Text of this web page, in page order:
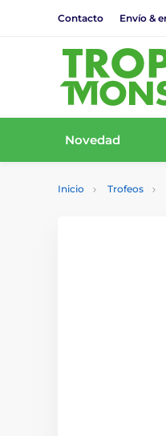
Contacto Envío &
Novedad
Inicio Trofeos